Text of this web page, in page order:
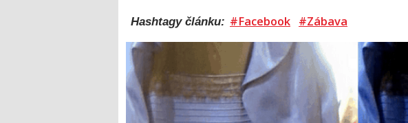
Hashtagy článku: #Facebook #Zábava